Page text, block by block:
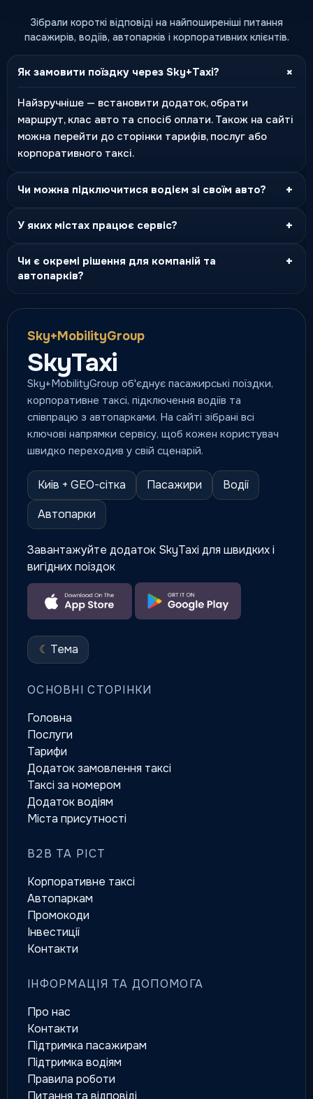
Зібрали короткі відповіді на найпоширеніші питання
пасажирів, водіїв, автопарків і корпоративних клієнтів.
Як замовити поїздку через Sky+Taxi? +
Найзручніше — встановити додаток, обрати
маршрут, клас авто та спосіб оплати. Також на сайті
можна перейти до сторінки тарифів, послуг або
корпоративного таксі.
Чи можна підключитися водієм зі своїм авто? +
У яких містах працює сервіс? +
Чи є окремі рішення для компаній та
автопарків?
+
Sky+MobilityGroup
SkyTaxi
Sky+MobilityGroup об'єднує пасажирські поїздки,
корпоративне таксі, підключення водіїв та
співпрацю з автопарками. На сайті зібрані всі
ключові напрямки сервісу, щоб кожен користувач
швидко переходив у свій сценарій.
Київ + GEO-сітка Пасажири
Водії
Автопарки
Завантажуйте додаток SkyTaxi для швидких і
вигідних поїздок
☾ Тема
ОСНОВНІ СТОРІНКИ
Головна
Послуги
Тарифи
Додаток замовлення таксі
Таксі за номером
Додаток водіям
Міста присутності
B2B ТА РІСТ
Корпоративне таксі
Автопаркам
Промокоди
Інвестиції
Контакти
ІНФОРМАЦІЯ ТА ДОПОМОГА
Про нас
Контакти
Підтримка пасажирам
Підтримка водіям
Правила роботи